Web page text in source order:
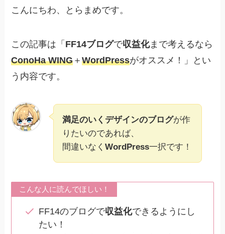
こんにちわ、とらまめです。
この記事は「 FF14ブログで収益化まで考えるなら
ConoHa WING ＋WordPressがオススメ！」とい
う内容です。
満足のいくデザインのブログが作
りたいのであれば、
間違いなくWordPress一択です！
こんな人に読んでほしい！
FF14のブログで収益化できるようにし
たい！